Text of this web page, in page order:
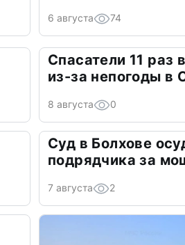
6 августа 74
Спасатели 11
из-за непогоды в
8 августа 0
Суд в Болхове
подрядчика за
7 августа 2